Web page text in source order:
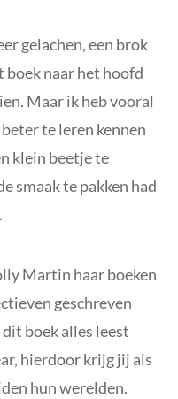
gelachen, een brok
boek naar het hoofd
Maar ik heb vooral
te leren kennen
klein beetje te
smaak te pakken had
Martin haar boeken
geschreven
boek alles leest
hierdoor krijg jij als
hun werelden.